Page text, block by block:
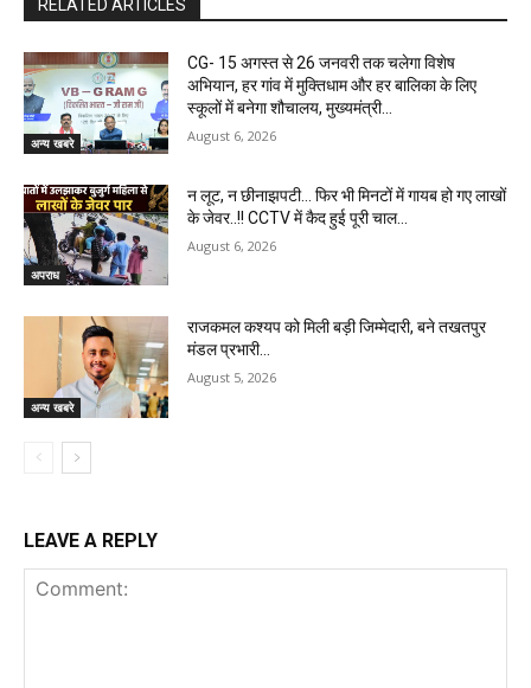
RELATED ARTICLES
अन्य खबरे
CG- 15 अगस्त से 26 जनवरी तक चलेगा विशेष
अभियान, हर गांव में मुक्तिधाम और हर बालिका के लिए
स्कूलों में बनेगा शौचालय, मुख्यमंत्री...
August 6, 2026
अपराध
न लूट, न छीनाझपटी… फिर भी मिनटों में गायब हो गए लाखों
के जेवर..!! CCTV में कैद हुई पूरी चाल…
August 6, 2026
अन्य खबरे
राजकमल कश्यप को मिली बड़ी जिम्मेदारी, बने तखतपुर
मंडल प्रभारी…
August 5, 2026
LEAVE A REPLY